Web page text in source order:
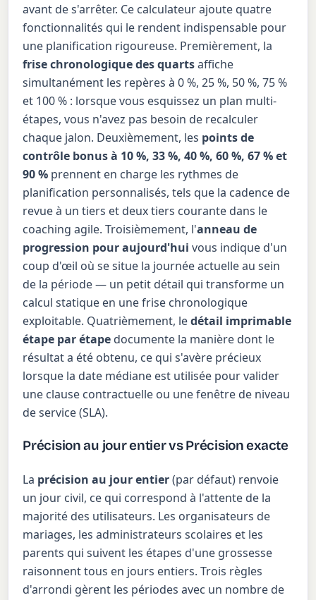
avant de s'arrêter. Ce calculateur ajoute quatre
fonctionnalités qui le rendent indispensable pour
une planification rigoureuse. Premièrement, la
frise chronologique des quartsaffiche
simultanément les repères à 0 %, 25 %, 50 %, 75 %
et 100 % : lorsque vous esquissez un plan multi-
étapes, vous n'avez pas besoin de recalculer
chaque jalon. Deuxièmement, les points de
contrôle bonus à 10 %, 33 %, 40 %, 60 %, 67 % et
90 % prennent en charge les rythmes de
planification personnalisés, tels que la cadence de
revue à un tiers et deux tiers courante dans le
coaching agile. Troisièmement, l'anneau de
progression pour aujourd'hui vous indique d'un
coup d'œil où se situe la journée actuelle au sein
de la période — un petit détail qui transforme un
calcul statique en une frise chronologique
exploitable. Quatrièmement, ledétail imprimable
étape par étape documente la manière dont le
résultat a été obtenu, ce qui s'avère précieux
lorsque la date médiane est utilisée pour valider
une clause contractuelle ou une fenêtre de niveau
de service (SLA).
Précision au jour entier vs Précision exacte
La précision au jour entier(par défaut) renvoie
un jour civil, ce qui correspond à l'attente de la
majorité des utilisateurs. Les organisateurs de
mariages, les administrateurs scolaires et les
parents qui suivent les étapes d'une grossesse
raisonnent tous en jours entiers. Trois règles
d'arrondi gèrent les périodes avec un nombre de